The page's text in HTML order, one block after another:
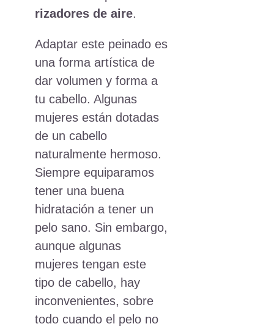
rizadores de aire.
Adaptar este peinado es
una forma artística de
dar volumen y forma a
tu cabello. Algunas
mujeres están dotadas
de un cabello
naturalmente hermoso.
Siempre equiparamos
tener una buena
hidratación a tener un
pelo sano. Sin embargo,
aunque algunas
mujeres tengan este
tipo de cabello, hay
inconvenientes, sobre
todo cuando el pelo no